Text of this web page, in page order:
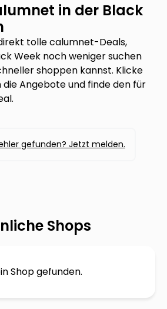
in der Black
tollecalumnet-Deals,
Week noch weniger suchen
shoppen kannst. Klicke
Angebote und finde den für
gefunden? Jetzt melden.
Shops
Shop gefunden.